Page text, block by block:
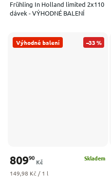
Frühling In Holland limited 2x110
dávek - VÝHODNÉ BALENÍ
Výhodné balení –33 %
Skladem
80990
Kč
Měrná cena:
149,98 Kč / 1 l